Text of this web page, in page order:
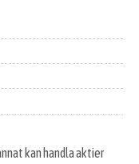
kan handla aktier